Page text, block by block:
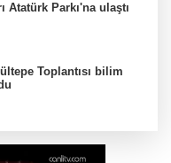
Atatürk Parkı'na ulaştı
Toplantısı bilim